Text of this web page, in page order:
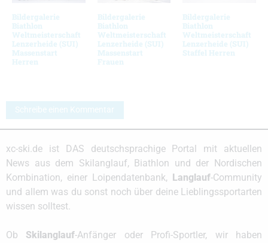
Bildergalerie
Biathlon
Weltmeisterschaft
Lenzerheide (SUI)
Massenstart
Herren
Bildergalerie
Biathlon
Weltmeisterschaft
Lenzerheide (SUI)
Massenstart
Frauen
Bildergalerie
Biathlon
Weltmeisterschaft
Lenzerheide (SUI)
Staffel Herren
Schreibe einen Kommentar
xc-ski.de ist DAS deutschsprachige Portal mit aktuellen
News aus dem Skilanglauf, Biathlon und der Nordischen
Kombination, einer Loipendatenbank,
Langlauf-Community
und allem was du sonst noch über deine Lieblingssportarten
wissen solltest.
Ob Skilanglauf-Anfänger oder Profi-Sportler, wir haben